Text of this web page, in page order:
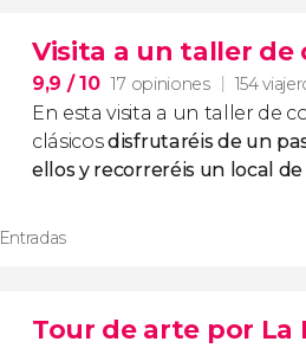
Visita a un taller de
9,9 / 10 17 opiniones 154
En esta visita a un taller de
clásicosdisfrutaréis de un
ellos y recorreréis un local
Entradas
Tour de arte por La